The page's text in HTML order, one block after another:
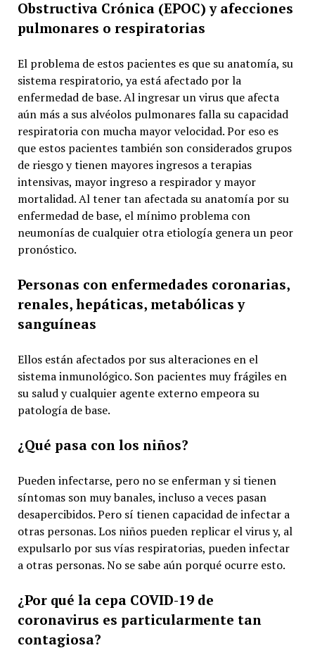
Obstructiva Crónica (EPOC) y afecciones
pulmonares o respiratorias
El problema de estos pacientes es que su anatomía, su
sistema respiratorio, ya está afectado por la
enfermedad de base. Al ingresar un virus que afecta
aún más a sus alvéolos pulmonares falla su capacidad
respiratoria con mucha mayor velocidad. Por eso es
que estos pacientes también son considerados grupos
de riesgo y tienen mayores ingresos a terapias
intensivas, mayor ingreso a respirador y mayor
mortalidad. Al tener tan afectada su anatomía por su
enfermedad de base, el mínimo problema con
neumonías de cualquier otra etiología genera un peor
pronóstico.
Personas con enfermedades coronarias,
renales, hepáticas, metabólicas y
sanguíneas
Ellos están afectados por sus alteraciones en el
sistema inmunológico. Son pacientes muy frágiles en
su salud y cualquier agente externo empeora su
patología de base.
¿Qué pasa con los niños?
Pueden infectarse, pero no se enferman y si tienen
síntomas son muy banales, incluso a veces pasan
desapercibidos. Pero sí tienen capacidad de infectar a
otras personas. Los niños pueden replicar el virus y, al
expulsarlo por sus vías respiratorias, pueden infectar
a otras personas. No se sabe aún porqué ocurre esto.
¿Por qué la cepa COVID-19 de
coronavirus es particularmente tan
contagiosa?